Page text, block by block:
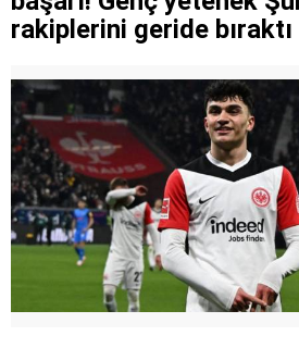
rakiplerini geride bıraktı